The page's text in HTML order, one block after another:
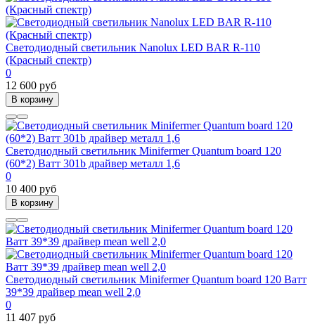
Светодиодный светильник Nanolux LED BAR R-110
(Красный спектр)
0
12 600 руб
В корзину
Светодиодный светильник Minifermer Quantum board 120
(60*2) Ватт 301b драйвер металл 1,6
0
10 400 руб
В корзину
Светодиодный светильник Minifermer Quantum board 120 Ватт
39*39 драйвер mean well 2,0
0
11 407 руб